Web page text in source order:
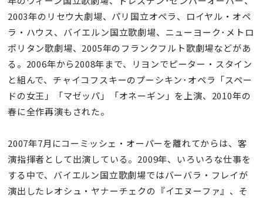
2003年のリセウ大劇場、パリ国立オペラ、ロイヤル・オペ
ラ・ハウス、バイエルン国立歌劇場、ニューヨーク･メトロ
ポリタン歌劇場、2005年のフランクフルト歌劇場などがあ
る。2006年から2008年まで、リヨンでピーター・スタイン
と組んで、チャイコフスキーのプーシキン･オペラ「スペー
ドの女王」「マゼッパ」「オネーギン」を上演、2010年の
春に全作再演もされた。
2007年7月にコーミッシェ・オーパーを離れてからは、客
演指揮者として出演している。2009年、いろいろな仕事を
する中で、バイエルン国立歌劇場ではバーバラ・フレイが
演出したレオシュ・ヤナーチェクの『イエヌーファ』、そ